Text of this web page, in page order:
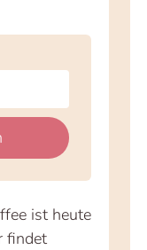
ist heute
findet